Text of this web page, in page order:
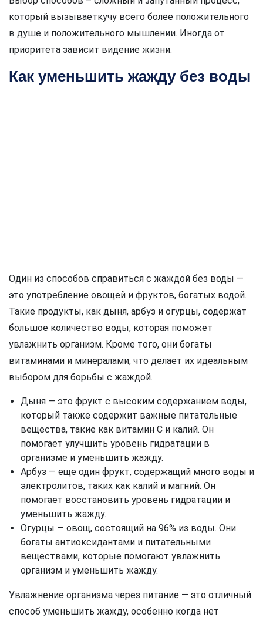
который вызываеткучу всего более положительного
в душе и положительного мышлении. Иногда от
приоритета зависит видение жизни.
Как уменьшить жажду без воды
Один из способов справиться с жаждой без воды —
это употребление овощей и фруктов, богатых водой.
Такие продукты, как дыня, арбуз и огурцы, содержат
большое количество воды, которая поможет
увлажнить организм. Кроме того, они богаты
витаминами и минералами, что делает их идеальным
выбором для борьбы с жаждой.
Дыня — это фрукт с высоким содержанием воды,
который также содержит важные питательные
вещества, такие как витамин C и калий. Он
помогает улучшить уровень гидратации в
организме и уменьшить жажду.
Арбуз — еще один фрукт, содержащий много воды и
электролитов, таких как калий и магний. Он
помогает восстановить уровень гидратации и
уменьшить жажду.
Огурцы — овощ, состоящий на 96% из воды. Они
богаты антиоксидантами и питательными
веществами, которые помогают увлажнить
организм и уменьшить жажду.
Увлажнение организма через питание — это отличный
способ уменьшить жажду, особенно когда нет